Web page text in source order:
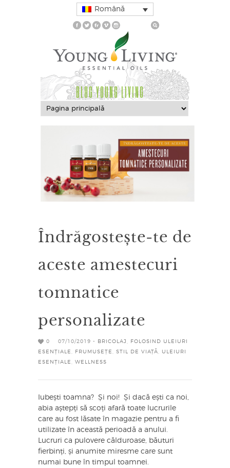
Română
BLOG YOUNG LIVING
Îndrăgostește-te de
aceste amestecuri
tomnatice
personalizate
0 07/10/2019 - BRICOLAJ
FOLOSIND ULEIURI
ESENȚIALE
FRUMUSEȚE STIL DE VIAȚĂ
ULEIURI
ESENȚIALE
WELLNESS
Iubești toamna? Și noi! Și dacă ești ca noi,
abia aștepți să scoți afară toate lucrurile
care au fost lăsate în magazie pentru a fi
utilizate în această perioadă a anului.
Lucruri ca pulovere călduroase, băuturi
fierbinți, și anumite miresme care sunt
numai bune în timpul toamnei.